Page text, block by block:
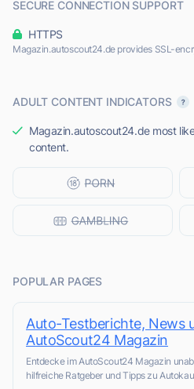
SECURE CONNECTION SUPPORT
HTTPS
Magazin.autoscout24.de provides SSL-
ADULT CONTENT INDICATORS
Magazin.autoscout24.de most
content.
POPULAR PAGES
Auto-Testberichte, News
AutoScout24 Magazin
Entdecke im AutoScout24 Magazin
hilfreiche Ratgeber und Tipps zu